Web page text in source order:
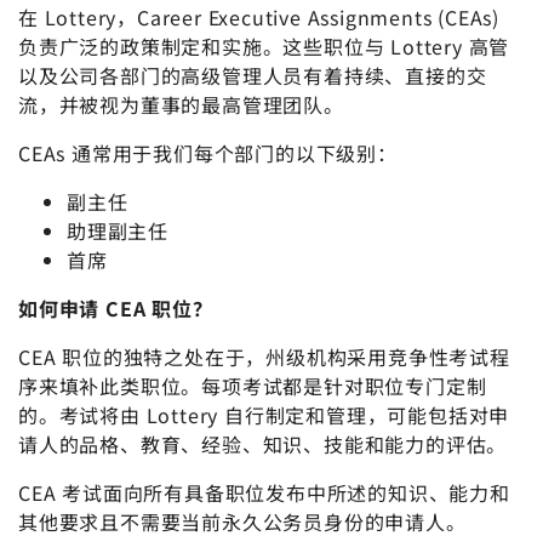
在 Lottery，Career Executive Assignments (CEAs)
负责广泛的政策制定和实施。这些职位与 Lottery 高管
以及公司各部门的高级管理人员有着持续、直接的交
流，并被视为董事的最高管理团队。
CEAs 通常用于我们每个部门的以下级别：
副主任
助理副主任
首席
如何申请 CEA 职位？
CEA 职位的独特之处在于，州级机构采用竞争性考试程
序来填补此类职位。每项考试都是针对职位专门定制
的。考试将由 Lottery 自行制定和管理，可能包括对申
请人的品格、教育、经验、知识、技能和能力的评估。
CEA 考试面向所有具备职位发布中所述的知识、能力和
其他要求且不需要当前永久公务员身份的申请人。